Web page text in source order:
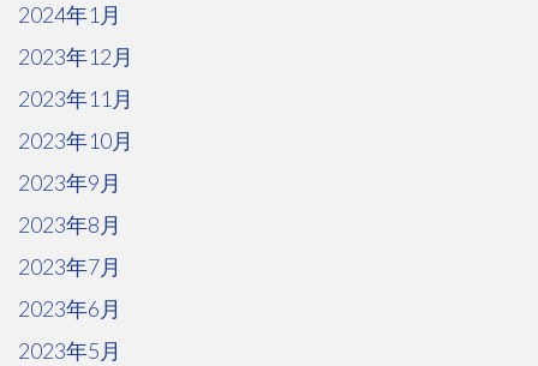
2024年1月
2023年12月
2023年11月
2023年10月
2023年9月
2023年8月
2023年7月
2023年6月
2023年5月